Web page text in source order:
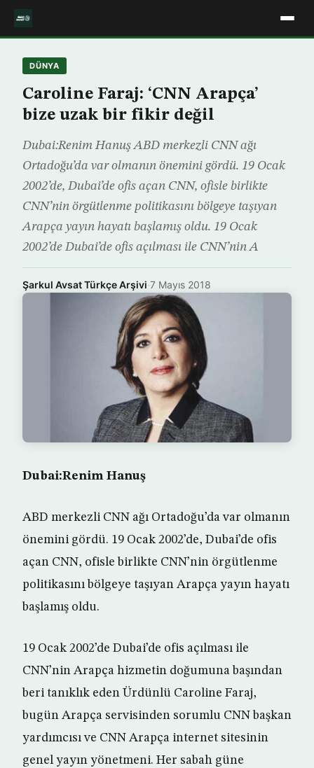
DÜNYA
Caroline Faraj: ‘CNN Arapça’
bize uzak bir fikir değil
Dubai:Renim Hanuş ABD merkezli CNN ağı
Ortadoğu’da var olmanın önemini gördü. 19 Ocak
2002’de, Dubai’de ofis açan CNN, ofisle birlikte
CNN’nin örgütlenme politikasını bölgeye taşıyan
Arapça yayın hayatı başlamış oldu. 19 Ocak
2002’de Dubai’de ofis açılması ile CNN’nin A
Şarkul Avsat Türkçe Arşivi·7 Mayıs 2018
Dubai:Renim Hanuş
ABD merkezli CNN ağı Ortadoğu’da var olmanın
önemini gördü. 19 Ocak 2002’de, Dubai’de ofis
açan CNN, ofisle birlikte CNN’nin örgütlenme
politikasını bölgeye taşıyan Arapça yayın hayatı
başlamış oldu.
19 Ocak 2002’de Dubai’de ofis açılması ile
CNN’nin Arapça hizmetin doğumuna başından
beri tanıklık eden Ürdünlü Caroline Faraj,
bugün Arapça servisinden sorumlu CNN başkan
yardımcısı ve CNN Arapça internet sitesinin
genel yayın yönetmeni. Her sabah güne